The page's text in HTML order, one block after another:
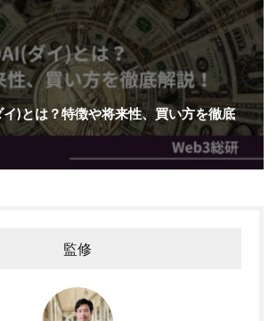
)とは？特徴や将来性、買い方を徹底
監修